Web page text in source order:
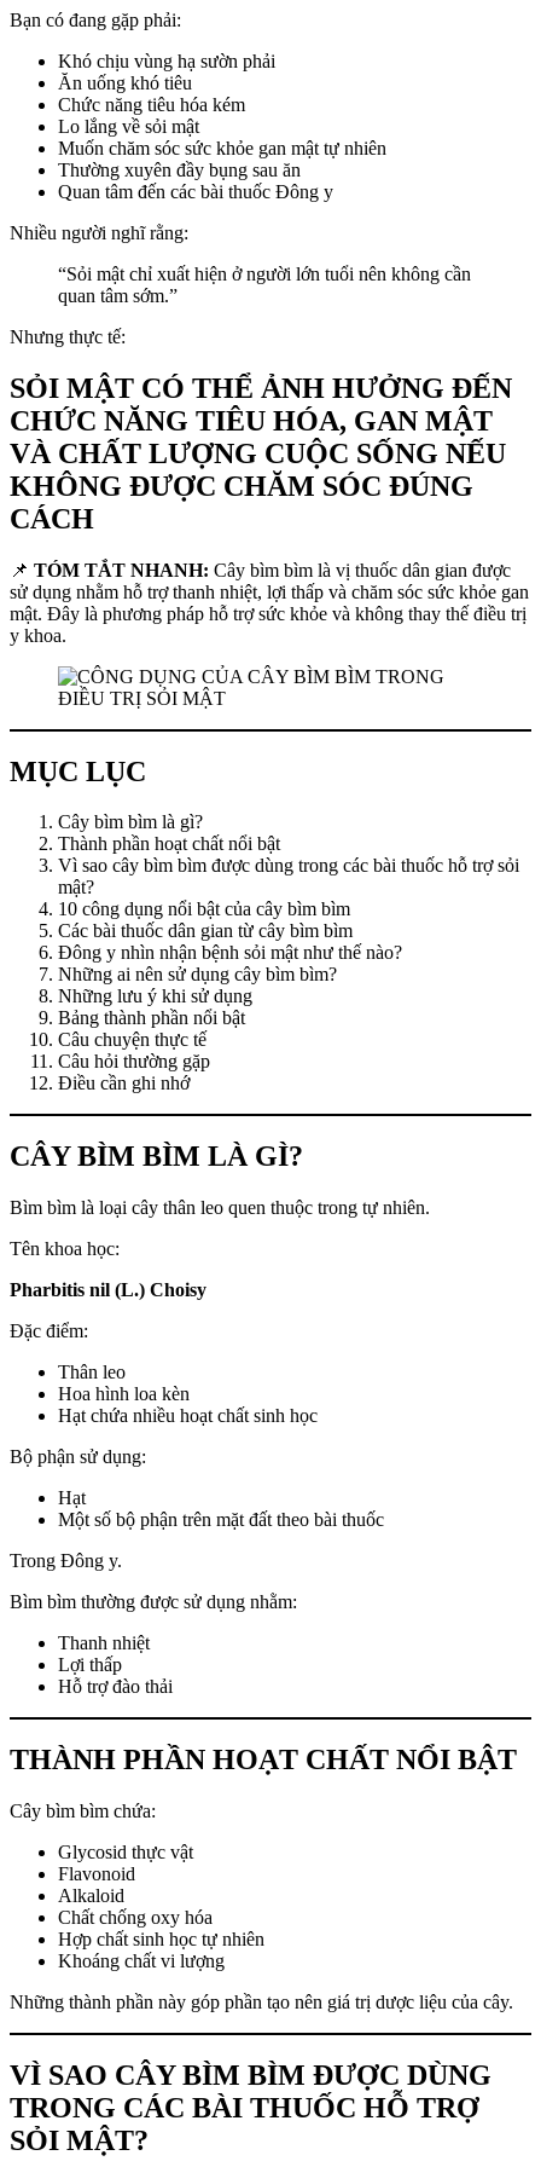
Bạn có đang gặp phải:
Khó chịu vùng hạ sườn phải
Ăn uống khó tiêu
Chức năng tiêu hóa kém
Lo lắng về sỏi mật
Muốn chăm sóc sức khỏe gan mật tự nhiên
Thường xuyên đầy bụng sau ăn
Quan tâm đến các bài thuốc Đông y
Nhiều người nghĩ rằng:
“Sỏi mật chỉ xuất hiện ở người lớn tuổi nên không cần
quan tâm sớm.”
Nhưng thực tế:
SỎI MẬT CÓ THỂ ẢNH HƯỞNG ĐẾN
CHỨC NĂNG TIÊU HÓA, GAN MẬT
VÀ CHẤT LƯỢNG CUỘC SỐNG NẾU
KHÔNG ĐƯỢC CHĂM SÓC ĐÚNG
CÁCH
📌 TÓM TẮT NHANH: Cây bìm bìm là vị thuốc dân gian được
sử dụng nhằm hỗ trợ thanh nhiệt, lợi thấp và chăm sóc sức khỏe gan
mật. Đây là phương pháp hỗ trợ sức khỏe và không thay thế điều trị
y khoa.
MỤC LỤC
Cây bìm bìm là gì?
Thành phần hoạt chất nổi bật
Vì sao cây bìm bìm được dùng trong các bài thuốc hỗ trợ sỏi
mật?
10 công dụng nổi bật của cây bìm bìm
Các bài thuốc dân gian từ cây bìm bìm
Đông y nhìn nhận bệnh sỏi mật như thế nào?
Những ai nên sử dụng cây bìm bìm?
Những lưu ý khi sử dụng
Bảng thành phần nổi bật
Câu chuyện thực tế
Câu hỏi thường gặp
Điều cần ghi nhớ
CÂY BÌM BÌM LÀ GÌ?
Bìm bìm là loại cây thân leo quen thuộc trong tự nhiên.
Tên khoa học:
Pharbitis nil (L.) Choisy
Đặc điểm:
Thân leo
Hoa hình loa kèn
Hạt chứa nhiều hoạt chất sinh học
Bộ phận sử dụng:
Hạt
Một số bộ phận trên mặt đất theo bài thuốc
Trong Đông y.
Bìm bìm thường được sử dụng nhằm:
Thanh nhiệt
Lợi thấp
Hỗ trợ đào thải
THÀNH PHẦN HOẠT CHẤT NỔI BẬT
Cây bìm bìm chứa:
Glycosid thực vật
Flavonoid
Alkaloid
Chất chống oxy hóa
Hợp chất sinh học tự nhiên
Khoáng chất vi lượng
Những thành phần này góp phần tạo nên giá trị dược liệu của cây.
VÌ SAO CÂY BÌM BÌM ĐƯỢC DÙNG
TRONG CÁC BÀI THUỐC HỖ TRỢ
SỎI MẬT?